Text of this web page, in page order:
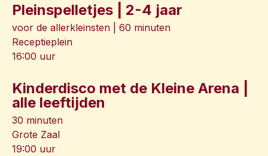
Pleinspelletjes | 2-4 jaar
voor de allerkleinsten | 60 minuten
Receptieplein
16:00 uur
Kinderdisco met de Kleine Arena |
alle leeftijden
30 minuten
Grote Zaal
19:00 uur